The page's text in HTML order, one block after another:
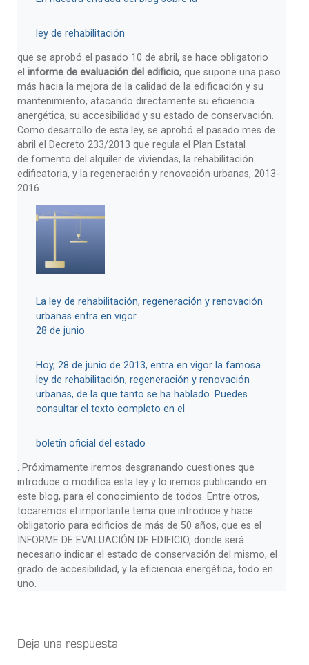
ley de rehabilitación
que se aprobó el pasado 10 de abril, se hace obligatorio
el informe de evaluación del edificio, que supone una paso
más hacia la mejora de la calidad de la edificación y su
mantenimiento, atacando directamente su eficiencia
anergética, su accesibilidad y su estado de conservación.
Como desarrollo de esta ley, se aprobó el pasado mes de
abril el Decreto 233/2013 que regula el Plan Estatal
de fomento del alquiler de viviendas, la rehabilitación
edificatoria, y la regeneración y renovación urbanas, 2013-
2016.
La ley de rehabilitación, regeneración y renovación
urbanas entra en vigor
28 de junio
Hoy, 28 de junio de 2013, entra en vigor la famosa
ley de rehabilitación, regeneración y renovación
urbanas, de la que tanto se ha hablado. Puedes
consultar el texto completo en el
boletín oficial del estado
. Próximamente iremos desgranando cuestiones que
introduce o modifica esta ley y lo iremos publicando en
este blog, para el conocimiento de todos. Entre otros,
tocaremos el importante tema que introduce y hace
obligatorio para edificios de más de 50 años, que es el
INFORME DE EVALUACIÓN DE EDIFICIO, donde será
necesario indicar el estado de conservación del mismo, el
grado de accesibilidad, y la eficiencia energética, todo en
uno.
Deja una respuesta